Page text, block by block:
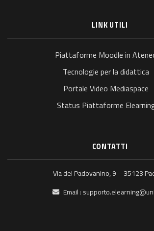
LINK UTILI
Piattaforme Moodle in
Tecnologie per la didattica
Portale Video Mediaspace
Status Piattaforme
CONTATTI
Via del Padovanino, 9 – 35123
Email :